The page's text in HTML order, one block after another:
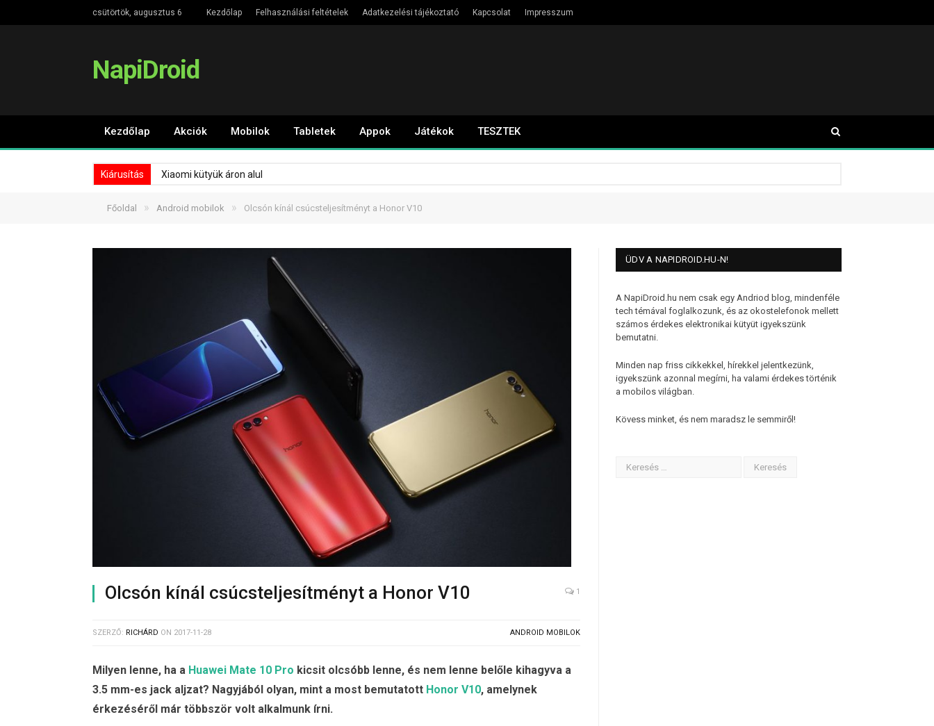
csütörtök, augusztus 6 Kezdőlap Felhasználási feltételek Adatkezelési tájékoztató Kapcsolat Impresszum
NapiDroid
Kezdőlap Akciók Mobilok Tabletek Appok Játékok TESZTEK
Kiárusítás Xiaomi kütyük áron alul
Főoldal » Android mobilok » Olcsón kínál csúcsteljesítményt a Honor V10
Olcsón kínál csúcsteljesítményt a Honor V10 1
SZERZŐ: RICHÁRD ON 2017-11-28 ANDROID MOBILOK
Milyen lenne, ha a Huawei Mate 10 Pro kicsit olcsóbb lenne, és nem lenne belőle kihagyva a
3.5 mm-es jack aljzat? Nagyjából olyan, mint a most bemutatott Honor V10, amelynek
érkezéséről már többször volt alkalmunk írni.
ÜDV A NAPIDROID.HU-N!
A NapiDroid.hu nem csak egy Andriod blog, mindenféle
tech témával foglalkozunk, és az okostelefonok mellett
számos érdekes elektronikai kütyüt igyekszünk
bemutatni.
Minden nap friss cikkekkel, hírekkel jelentkezünk,
igyekszünk azonnal megírni, ha valami érdekes történik
a mobilos világban.
Kövess minket, és nem maradsz le semmiről!